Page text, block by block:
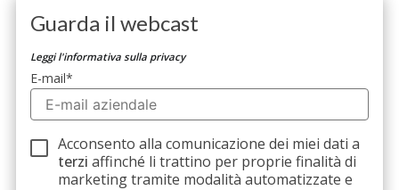
Guarda il webcast
Leggi l'informativa sulla privacy
E-mail*
Acconsento alla comunicazione dei miei dati a
terzi affinché li trattino per proprie finalità di
marketing tramite modalità automatizzate e